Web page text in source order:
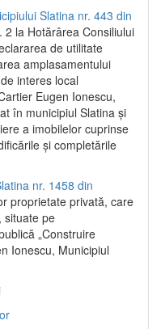
Slatina nr. 443 din
2 la Hotărârea Consiliului
de utilitate
amplasamentului
interes local
Eugen Ionescu,
în municipiul Slatina şi
a imobilelor cuprinse
şi completările
nr. 1458 din
proprietate privată, care
situate pe
„Construire
Ionescu, Municipiul